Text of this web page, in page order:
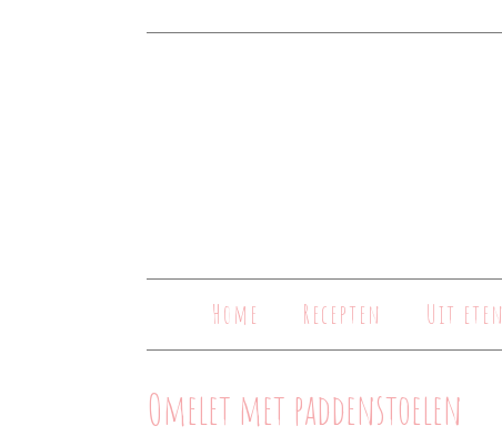
Home Recepten Uit eten
Omelet met paddenstoelen